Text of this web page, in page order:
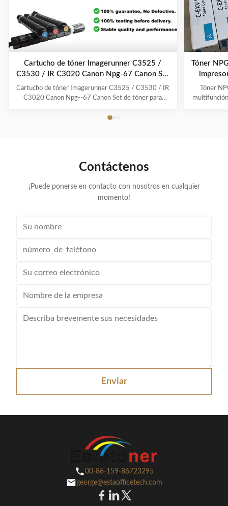
Cartucho de tóner Imagerunner C3525 /
C3530 / IR C3020 Canon Npg-67 Canon Set
de tóner para copiadoras
Cartucho de tóner Imagerunner C3525 / C3530 / IR
C3020 Canon Npg--67 Canon Set de tóner para
NPG-67 Multipack Color Toner Cartridge es un
Tóner
Tóner
Contáctenos
¡Puede ponerse en contacto con nosotros en cualquier
momento!
Enviar
00-86-159-86723295
george@estaofficetech.com